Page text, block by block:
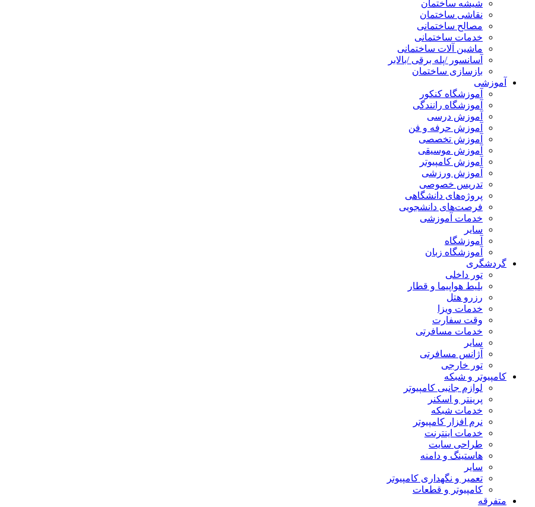
شیشه ساختمان
نقاشی ساختمان
مصالح ساختمانی
خدمات ساختمانی
ماشین آلات ساختمانی
آسانسور /پله برقی /بالابر
بازسازی ساختمان
آموزشی
آموزشگاه کنکور
آموزشگاه رانندگی
آموزش درسی
آموزش حرفه و فن
آموزش تخصصی
آموزش موسیقی
آموزش کامپیوتر
آموزش ورزشی
تدریس خصوصی
پروژه‌های دانشگاهی
فرصت‌های دانشجویی
خدمات آموزشی
سایر
آموزشگاه
آموزشگاه زبان
گردشگری
تور داخلی
بلیط هواپیما و قطار
رزرو هتل
خدمات ویزا
وقت سفارت
خدمات مسافرتی
سایر
آژانس مسافرتی
تور خارجی
کامپیوتر و شبکه
لوازم جانبی کامپیوتر
پرینتر و اسکنر
خدمات شبکه
نرم افزار کامپیوتر
خدمات اینترنت
طراحی سایت
هاستینگ و دامنه
سایر
تعمیر و نگهداری کامپیوتر
کامپیوتر و قطعات
متفرقه